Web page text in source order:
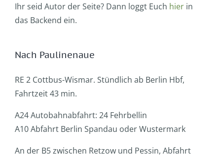
Ihr seid Autor der Seite? Dann loggt Euch hier in
das Backend ein.
Nach Paulinenaue
RE 2 Cottbus-Wismar. Stündlich ab Berlin Hbf,
Fahrtzeit 43 min.
A24 Autobahnabfahrt: 24 Fehrbellin
A10 Abfahrt Berlin Spandau oder Wustermark
An der B5 zwischen Retzow und Pessin, Abfahrt